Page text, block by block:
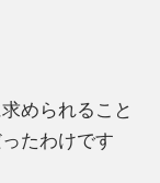
められること
たわけです